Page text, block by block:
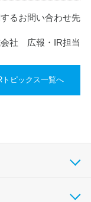
るお問い合わせ先
社 広報・IR担当
トピックス一覧へ